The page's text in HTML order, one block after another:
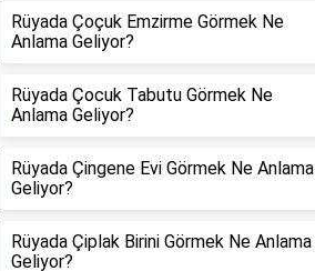
Rüyada Çoçuk Emzirme Görmek Ne
Anlama Geliyor?
Rüyada Çocuk Tabutu Görmek Ne
Anlama Geliyor?
Rüyada Çingene Evi Görmek Ne Anlama
Geliyor?
Rüyada Çiplak Birini Görmek Ne Anlama
Geliyor?